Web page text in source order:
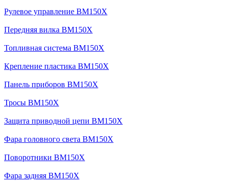
Рулевое управление BM150X
Передняя вилка BM150X
Топливная система BM150X
Крепление пластика BM150X
Панель приборов BM150X
Тросы BM150X
Защита приводной цепи BM150X
Фара головного света BM150X
Поворотники BM150X
Фара задняя BM150X